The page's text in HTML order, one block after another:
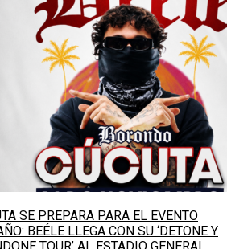
SE PREPARA PARA EL EVENTO
BEÉLE LLEGA CON SU ‘DETONE Y